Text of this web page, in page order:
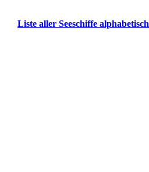
Liste aller Seeschiffe alphabetisch